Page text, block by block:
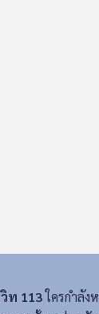
ท 113ใครกำลัง